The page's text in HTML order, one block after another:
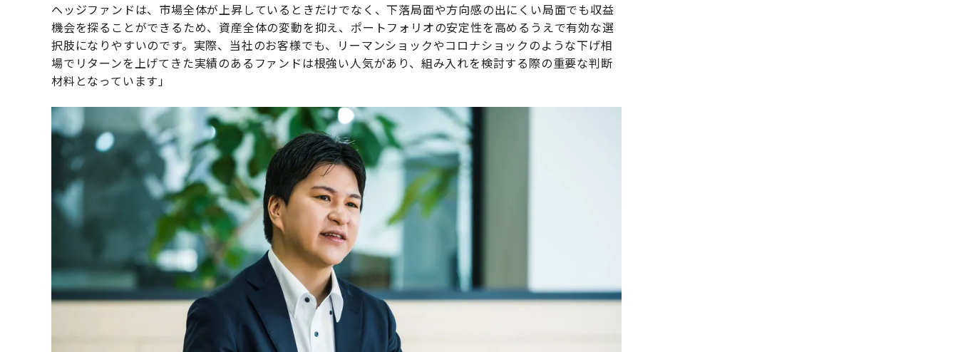
ヘッジファンドは、市場全体が上昇しているときだけでなく、下落局面や方向感の出にくい局面でも収益
機会を探ることができるため、資産全体の変動を抑え、ポートフォリオの安定性を高めるうえで有効な選
択肢になりやすいのです。実際、当社のお客様でも、リーマンショックやコロナショックのような下げ相
場でリターンを上げてきた実績のあるファンドは根強い人気があり、組み入れを検討する際の重要な判断
材料となっています」